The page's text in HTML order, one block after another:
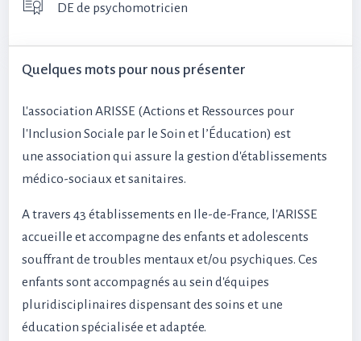
DE de psychomotricien
Quelques mots pour nous présenter
L'association ARISSE (Actions et Ressources pour
l'Inclusion Sociale par le Soin et l’Éducation) est
une association qui assure la gestion d'établissements
médico-sociaux et sanitaires.
A travers 43 établissements en Ile-de-France, l'ARISSE
accueille et accompagne des enfants et adolescents
souffrant de troubles mentaux et/ou psychiques. Ces
enfants sont accompagnés au sein d'équipes
pluridisciplinaires dispensant des soins et une
éducation spécialisée et adaptée.